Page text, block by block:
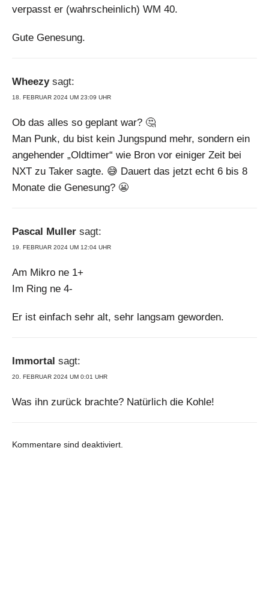
verpasst er (wahrscheinlich) WM 40.
Gute Genesung.
Wheezy sagt:
18. FEBRUAR 2024 UM 23:09 UHR
Ob das alles so geplant war? 🤔
Man Punk, du bist kein Jungspund mehr, sondern ein
angehender „Oldtimer“ wie Bron vor einiger Zeit bei
NXT zu Taker sagte. 😅 Dauert das jetzt echt 6 bis 8
Monate die Genesung? 😬
Pascal Muller sagt:
19. FEBRUAR 2024 UM 12:04 UHR
Am Mikro ne 1+
Im Ring ne 4-
Er ist einfach sehr alt, sehr langsam geworden.
Immortal sagt:
20. FEBRUAR 2024 UM 0:01 UHR
Was ihn zurück brachte? Natürlich die Kohle!
Kommentare sind deaktiviert.